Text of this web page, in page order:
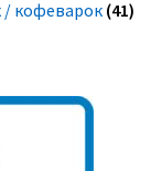
/ кофеварок (41)